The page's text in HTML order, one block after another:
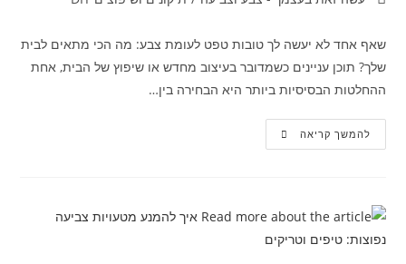
שאף אחד לא יעשה לך טובות טפט לעומת צבע: מה הכי מתאים לבית
שלך? תוכן עניינים כשמדובר בעיצוב מחדש או שיפוץ של הבית, אחת
ההחלטות הבסיסיות ביותר היא הבחירה בין…
להמשך קריאה